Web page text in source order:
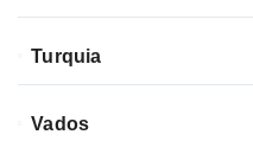
Turquia
Vados